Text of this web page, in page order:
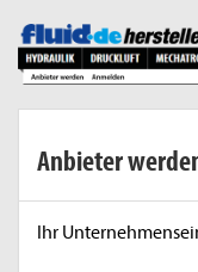
Anbieter
Ihr